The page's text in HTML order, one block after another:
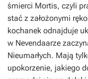
śmierci Mortis, czyli
stać z założonymi
kochanek odnajduje
w Nevendaarze
Nieumarłych. Mają
upokorzenie, jakiego